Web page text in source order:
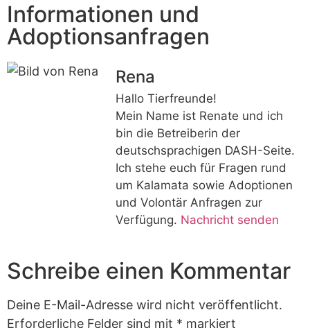
Informationen und
Adoptionsanfragen
Rena
Hallo Tierfreunde!
Mein Name ist Renate und ich
bin die Betreiberin der
deutschsprachigen DASH-Seite.
Ich stehe euch für Fragen rund
um Kalamata sowie Adoptionen
und Volontär Anfragen zur
Verfügung. Nachricht senden
Schreibe einen Kommentar
Deine E-Mail-Adresse wird nicht veröffentlicht.
Erforderliche Felder sind mit * markiert